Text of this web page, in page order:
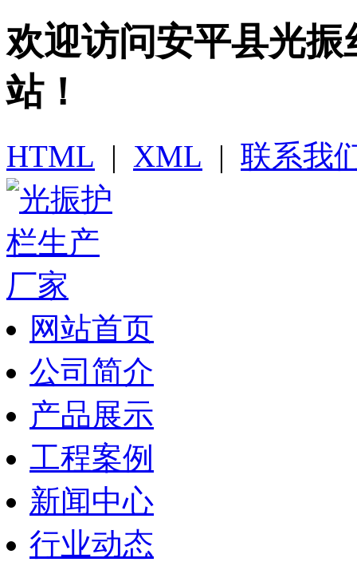
欢迎访问​安平县光
站！
HTML | XML | 联系我
网站首页
公司简介
产品展示
工程案例
新闻中心
行业动态